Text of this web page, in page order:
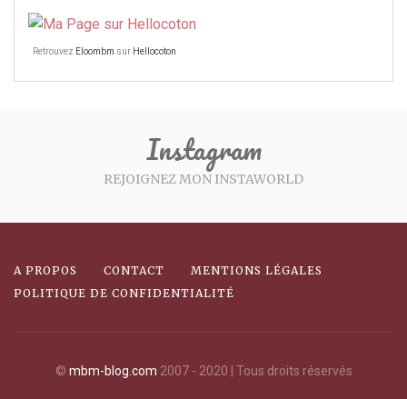
Retrouvez Eloombm sur Hellocoton
Instagram
REJOIGNEZ MON INSTAWORLD
A PROPOS CONTACT
MENTIONS LÉGALES
POLITIQUE DE CONFIDENTIALITÉ
© mbm-blog.com 2007 - 2020 | Tous droits réservés